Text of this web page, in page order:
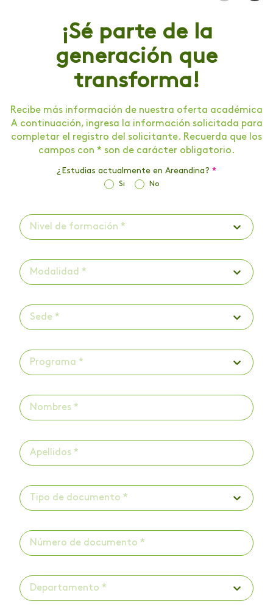
¡Sé parte de la
generación que
transforma!
Recibe más información de nuestra oferta académica
A continuación, ingresa la información solicitada para
completar el registro del solicitante. Recuerda que los
campos con * son de carácter obligatorio.
¿Estudias actualmente en Areandina? *
Si No
Nivel de formación *
Modalidad *
Sede *
Programa *
Tipo de documento *
Departamento *